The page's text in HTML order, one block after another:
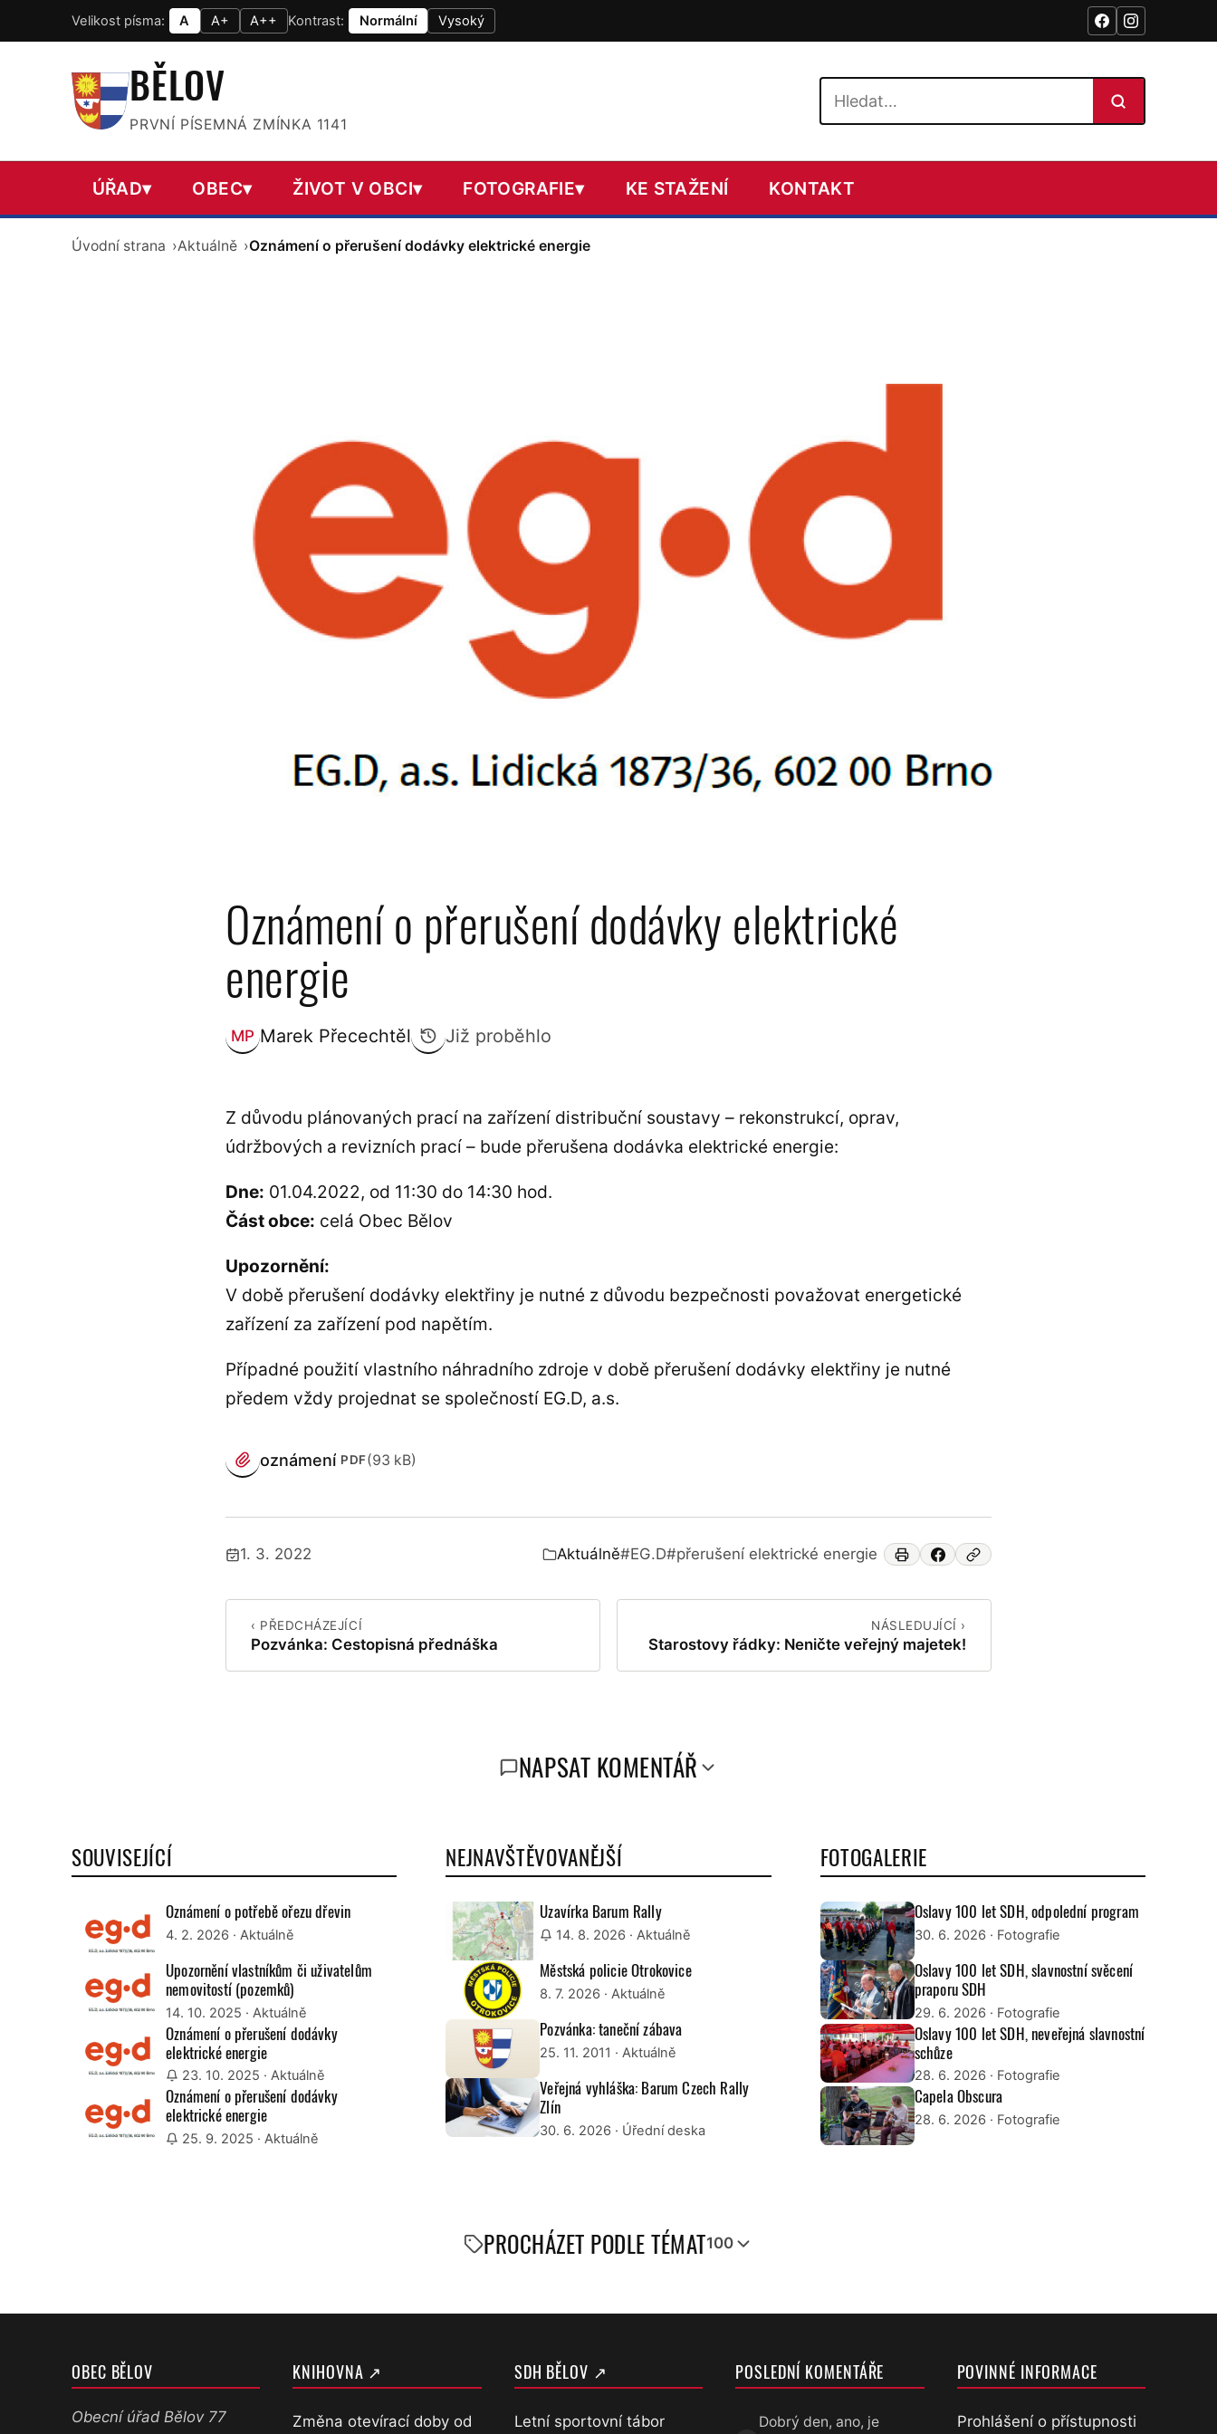
Velikost písma: A A+ A++ Kontrast: Normální Vysoký
BĚLOV
PRVNÍ PÍSEMNÁ ZMÍNKA 1141
ÚŘAD▾ OBEC▾ ŽIVOT V OBCI▾ FOTOGRAFIE▾ KE STAŽENÍ KONTAKT
Úvodní strana Aktuálně Oznámení o přerušení dodávky elektrické energie
Oznámení o přerušení dodávky elektrické
energie
MP Zveřejnil:
Marek Přecechtěl Již proběhlo
Z důvodu plánovaných prací na zařízení distribuční soustavy – rekonstrukcí, oprav,
údržbových a revizních prací – bude přerušena dodávka elektrické energie:
Dne: 01.04.2022, od 11:30 do 14:30 hod.
Část obce: celá Obec Bělov
Upozornění:
V době přerušení dodávky elektřiny je nutné z důvodu bezpečnosti považovat energetické
zařízení za zařízení pod napětím.
Případné použití vlastního náhradního zdroje v době přerušení dodávky elektřiny je nutné
předem vždy projednat se společností EG.D, a.s.
oznámení PDF(93 kB)
(otevře se v novém panelu)
Publikováno:
1. 3. 2022
Zařazeno v:
Aktuálně#EG.D#přerušení elektrické energie
‹ PŘEDCHÁZEJÍCÍ
Pozvánka: Cestopisná přednáška
NÁSLEDUJÍCÍ ›
Starostovy řádky: Neničte veřejný majetek!
NAPSAT KOMENTÁŘ
SOUVISEJÍCÍ
Oznámení o potřebě ořezu dřevin
4. 2. 2026 · Aktuálně
Upozornění vlastníkům či uživatelům
nemovitostí (pozemků)
14. 10. 2025 · Aktuálně
Oznámení o přerušení dodávky
elektrické energie
23. 10. 2025 · Aktuálně
Oznámení o přerušení dodávky
elektrické energie
25. 9. 2025 · Aktuálně
NEJNAVŠTĚVOVANĚJŠÍ
Uzavírka Barum Rally
14. 8. 2026 · Aktuálně
Městská policie Otrokovice
8. 7. 2026 · Aktuálně
Pozvánka: taneční zábava
25. 11. 2011 · Aktuálně
Veřejná vyhláška: Barum Czech Rally
Zlín
30. 6. 2026 · Úřední deska
FOTOGALERIE
Oslavy 100 let SDH, odpolední program
30. 6. 2026 · Fotografie
Oslavy 100 let SDH, slavnostní svěcení
praporu SDH
29. 6. 2026 · Fotografie
Oslavy 100 let SDH, neveřejná slavnostní
schůze
28. 6. 2026 · Fotografie
Capela Obscura
28. 6. 2026 · Fotografie
PROCHÁZET PODLE TÉMAT100
OBEC BĚLOV
Obecní úřad Bělov 77
KNIHOVNA ↗
Změna otevírací doby od
SDH BĚLOV ↗
Letní sportovní tábor
POSLEDNÍ KOMENTÁŘE
Dobrý den, ano, je
POVINNÉ INFORMACE
Prohlášení o přístupnosti